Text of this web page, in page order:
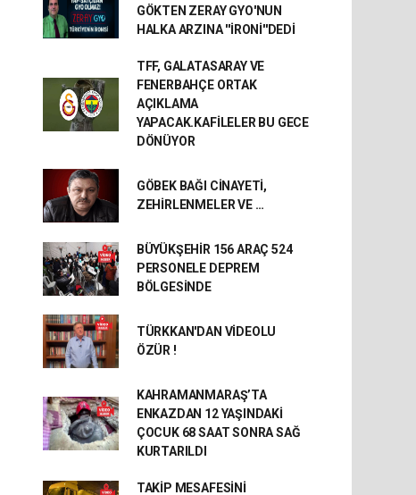
GÖKTEN ZERAY GYO'NUN
HALKA ARZINA ''İRONİ''DEDİ
TFF, GALATASARAY VE
FENERBAHÇE ORTAK
AÇIKLAMA
YAPACAK.KAFİLELER BU GECE
DÖNÜYOR
GÖBEK BAĞI CİNAYETİ,
ZEHİRLENMELER VE …
BÜYÜKŞEHİR 156 ARAÇ 524
PERSONELE DEPREM
BÖLGESİNDE
TÜRKKAN'DAN VİDEOLU
ÖZÜR !
KAHRAMANMARAŞ’TA
ENKAZDAN 12 YAŞINDAKİ
ÇOCUK 68 SAAT SONRA SAĞ
KURTARILDI
TAKİP MESAFESİNİ